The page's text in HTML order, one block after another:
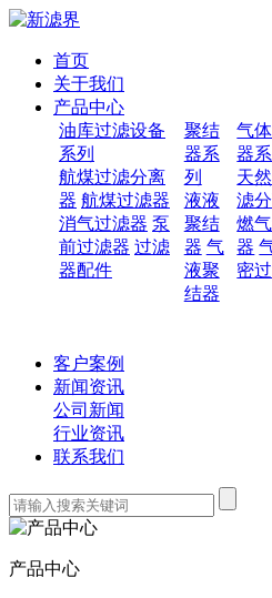
首页
关于我们
产品中心
油库过滤设备
系列
航煤过滤分离
器 航煤过滤器
消气过滤器 泵
前过滤器 过滤
器配件
聚结
器系
列
液液
聚结
器 气
液聚
结器
气
器
天
滤
燃
器
密
客户案例
新闻资讯
公司新闻
行业资讯
联系我们
产品中心